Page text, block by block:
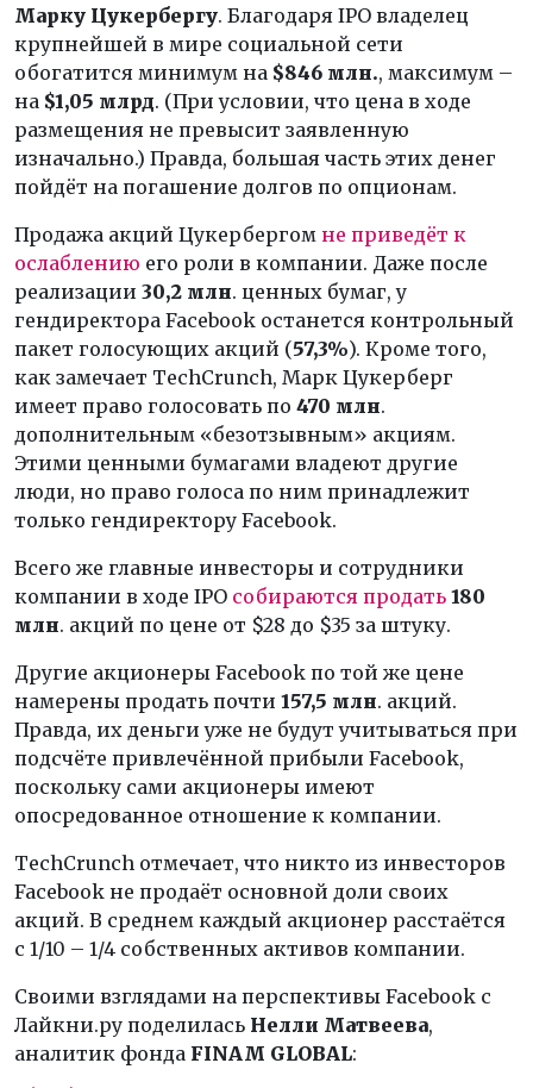
Марку Цукербергу. Благодаря IPO владелец
крупнейшей в мире социальной сети
обогатится минимум на $846 млн., максимум –
на $1,05 млрд. (При условии, что цена в ходе
размещения не превысит заявленную
изначально.) Правда, большая часть этих денег
пойдёт на погашение долгов по опционам.
Продажа акций Цукербергом не приведёт к
ослаблению его роли в компании. Даже после
реализации 30,2 млн. ценных бумаг, у
гендиректора Facebook останется контрольный
пакет голосующих акций (57,3%). Кроме того,
как замечает TechCrunch, Марк Цукерберг
имеет право голосовать по 470 млн.
дополнительным «безотзывным» акциям.
Этими ценными бумагами владеют другие
люди, но право голоса по ним принадлежит
только гендиректору Facebook.
Всего же главные инвесторы и сотрудники
компании в ходе IPO собираются продать 180
млн. акций по цене от $28 до $35 за штуку.
Другие акционеры Facebook по той же цене
намерены продать почти 157,5 млн. акций.
Правда, их деньги уже не будут учитываться при
подсчёте привлечённой прибыли Facebook,
поскольку сами акционеры имеют
опосредованное отношение к компании.
TechCrunch отмечает, что никто из инвесторов
Facebook не продаёт основной доли своих
акций. В среднем каждый акционер расстаётся
с 1/10 – 1/4 собственных активов компании.
Своими взглядами на перспективы Facebook с
Лайкни.ру поделилась Нелли Матвеева,
аналитик фонда FINAM GLOBAL: